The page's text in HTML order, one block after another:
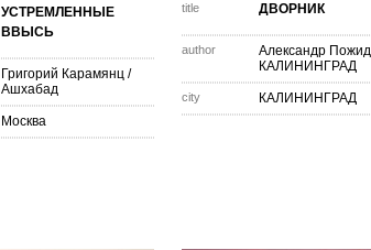
УСТРЕМЛЕННЫЕ
ВВЫСЬ
Григорий Карамянц /
Ашхабад
Москва
title ДВОРНИК
author Александр
КАЛИНИНГРАД
city КАЛИНИНГРАД